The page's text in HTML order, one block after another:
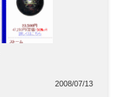
2008/07/13